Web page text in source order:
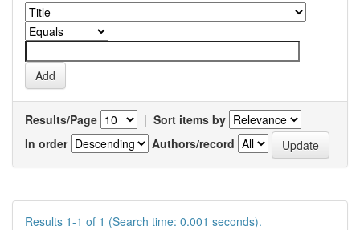
Results/Page | Sort items by
In order
Authors/record
Results 1-1 of 1 (Search time: 0.001 seconds).